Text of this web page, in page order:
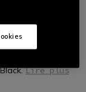
DE
Lire plus